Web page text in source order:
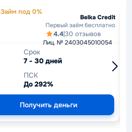
Займ под 0%
Belka Credit
Первый заём бесплатно
Лиц. № 2403045010054
4.4|30 отзывов
Срок
7 - 30 дней
ПСК
До 292%
Получить деньги